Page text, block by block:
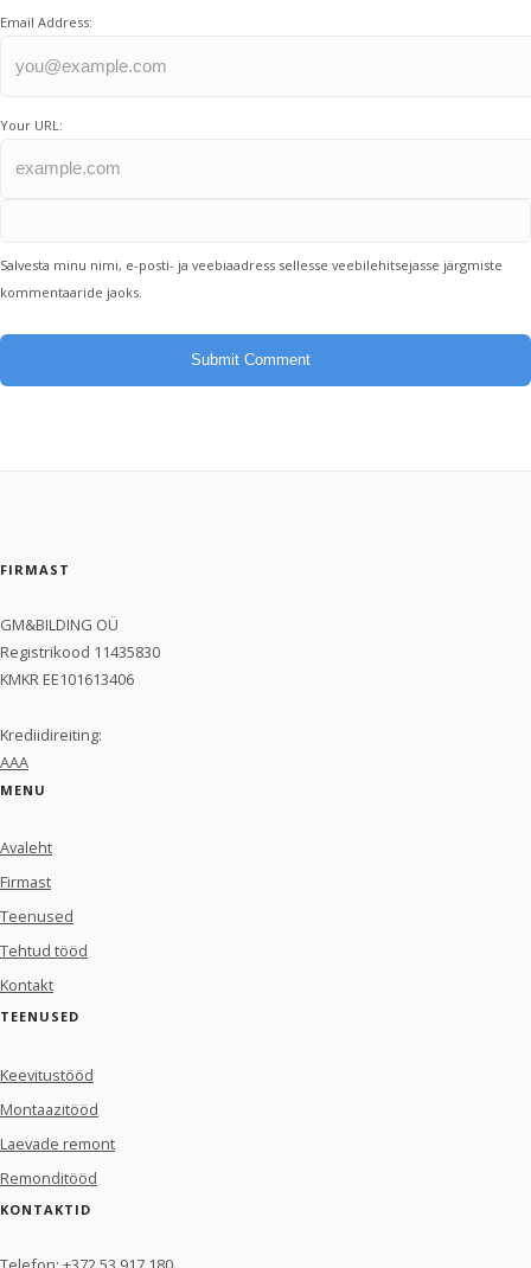
Email Address:
Your URL:
Salvesta minu nimi, e-posti- ja veebiaadress sellesse veebilehitsejasse järgmiste
kommentaaride jaoks.
FIRMAST
GM&BILDING OÜ
Registrikood 11435830
KMKR EE101613406
Krediidireiting:
AAA
MENU
Avaleht
Firmast
Teenused
Tehtud tööd
Kontakt
TEENUSED
Keevitustööd
Montaazitööd
Laevade remont
Remonditööd
KONTAKTID